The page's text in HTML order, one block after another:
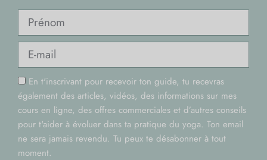
En t'inscrivant pour recevoir ton guide, tu recevras
également des articles, vidéos, des informations sur mes
cours en ligne, des offres commerciales et d’autres conseils
pour t'aider à évoluer dans ta pratique du yoga. Ton email
ne sera jamais revendu. Tu peux te désabonner à tout
moment.